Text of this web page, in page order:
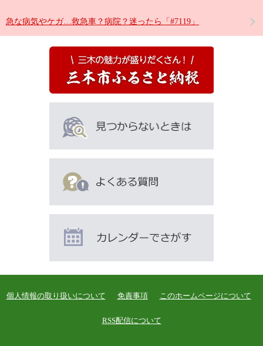
急な病気やケガ…救急車？病院？迷ったら「#7119」
個人情報の取り扱いについて 免責事項 このホームページについて
RSS配信について